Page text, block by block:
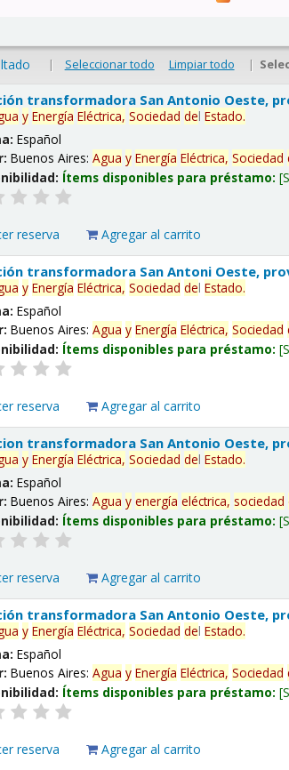
| Seleccionar todo Limpiar todo |
transformadora San Antonio Oeste,
y Energía Eléctrica, Sociedad delEstado.
Español
Buenos Aires:Agua y Energía Eléctrica, Sociedad
Ítems disponibles para préstamo:
reserva Agregar al carrito
transformadora San Antoni Oeste,
y Energía Eléctrica, Sociedad delEstado.
Español
Buenos Aires:Agua y Energía Eléctrica, Sociedad
Ítems disponibles para préstamo:
reserva Agregar al carrito
transformadora San Antonio Oeste,
y Energía Eléctrica, Sociedad delEstado.
Español
Buenos Aires:Agua y energía eléctrica, sociedad
Ítems disponibles para préstamo:
reserva Agregar al carrito
transformadora San Antonio Oeste,
y Energía Eléctrica, Sociedad delEstado.
Español
Buenos Aires:Agua y Energía Eléctrica, Sociedad
Ítems disponibles para préstamo:
reserva Agregar al carrito